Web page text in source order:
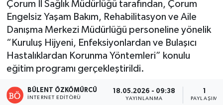
Çorum İl Sağlık Müdürlüğü tarafından, Çorum
Engelsiz Yaşam Bakım, Rehabilitasyon ve Aile
Danışma Merkezi Müdürlüğü personeline yönelik
“Kuruluş Hijyeni, Enfeksiyonlardan ve Bulaşıcı
Hastalıklardan Korunma Yöntemleri” konulu
eğitim programı gerçekleştirildi.
BÜLENT ÖZKÖMÜRCÜ
İNTERNET EDITÖRÜ
18.05.2026 - 09:38
YAYINLANMA
1
PAYLAŞIM
Haber Arşivi